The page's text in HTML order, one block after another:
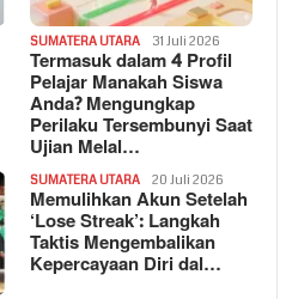
SUMATERA UTARA 31 Juli 2026
Termasuk dalam 4 Profil
Pelajar Manakah Siswa
Anda? Mengungkap
Perilaku Tersembunyi Saat
Ujian Melal…
SUMATERA UTARA 20 Juli 2026
Memulihkan Akun Setelah
‘Lose Streak’: Langkah
Taktis Mengembalikan
Kepercayaan Diri dal…